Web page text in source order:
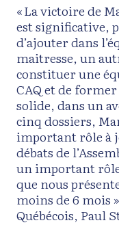
« La victoire de
est significative,
d’ajouter dans
maitresse, un
constituer une
CAQ et de
solide, dans un
cinq dossiers,
important rôle à
débats de
un important
que nous
moins de 6 mois
Québécois, Paul